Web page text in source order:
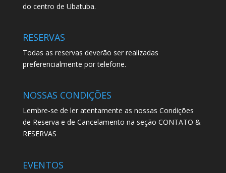
do centro de Ubatuba.
RESERVAS
Todas as reservas deverão ser realizadas
preferencialmente por telefone.
NOSSAS CONDIÇÕES
Lembre-se de ler atentamente as nossas Condições
de Reserva e de Cancelamento na seção CONTATO &
RESERVAS
EVENTOS